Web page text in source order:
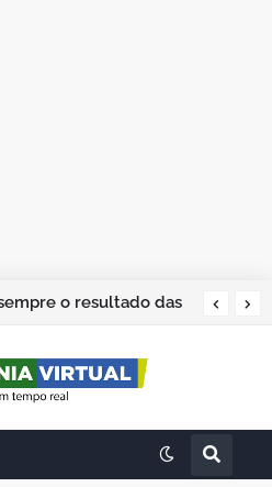
o resultado das